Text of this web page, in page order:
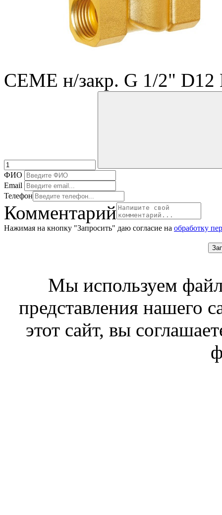
CEME н/закр. G 1/2"
ФИО
Email
Телефон
Комментарий
Нажимая на кнопку "Запросить" даю согласие на обработку
Мы используем
представления нашего
этот сайт, вы